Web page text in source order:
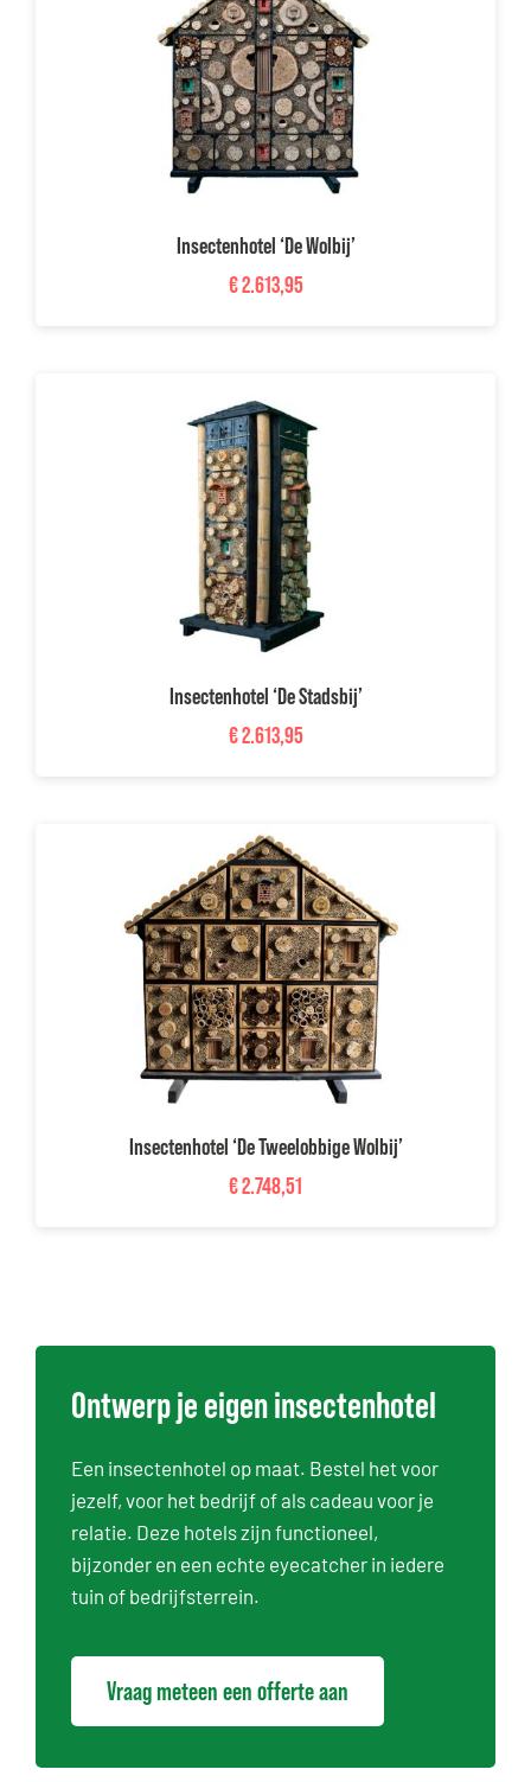
Insectenhotel ‘De Wolbij’
€2.613,95
Insectenhotel ‘De Stadsbij’
€2.613,95
Insectenhotel ‘De Tweelobbige Wolbij’
€2.748,51
Ontwerp je eigen insectenhotel
Een insectenhotel op maat. Bestel het voor
jezelf, voor het bedrijf of als cadeau voor je
relatie. Deze hotels zijn functioneel,
bijzonder en een echte eyecatcher in iedere
tuin of bedrijfsterrein.
Vraag meteen een offerte aan